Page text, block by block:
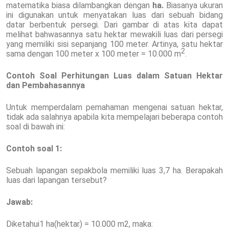
matematika biasa dilambangkan dengan ha. Biasanya ukuran
ini digunakan untuk menyatakan luas dari sebuah bidang
datar berbentuk persegi. Dari gambar di atas kita dapat
melihat bahwasannya satu hektar mewakili luas dari persegi
yang memiliki sisi sepanjang 100 meter. Artinya, satu hektar
sama dengan 100 meter x 100 meter = 10.000 m2
Contoh Soal Perhitungan Luas dalam Satuan Hektar
dan Pembahasannya
Untuk memperdalam pemahaman mengenai satuan hektar,
tidak ada salahnya apabila kita mempelajari beberapa contoh
soal di bawah ini:
Contoh soal 1:
Sebuah lapangan sepakbola memiliki luas 3,7 ha. Berapakah
luas dari lapangan tersebut?
Jawab:
Diketahui1 ha(hektar) = 10.000 m2, maka: